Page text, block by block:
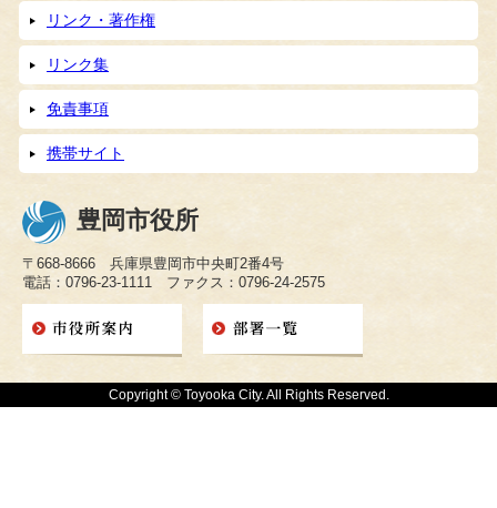
リンク・著作権
リンク集
免責事項
携帯サイト
豊岡市役所
〒668-8666 兵庫県豊岡市中央町2番4号
電話：0796-23-1111 ファクス：0796-24-2575
Copyright © Toyooka City. All Rights Reserved.